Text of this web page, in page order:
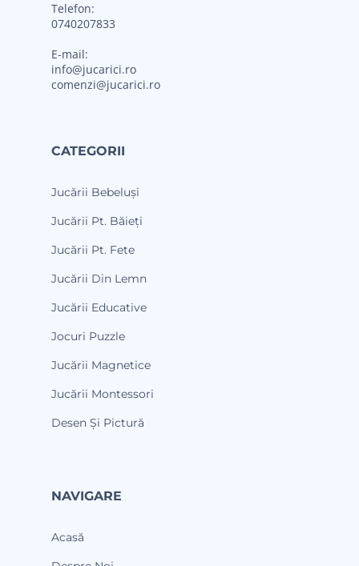
Telefon:
0740207833
E-mail:
info@jucarici.ro
comenzi@jucarici.ro
CATEGORII
Jucării Bebeluși
Jucării Pt. Băieți
Jucării Pt. Fete
Jucării Din Lemn
Jucării Educative
Jocuri Puzzle
Jucării Magnetice
Jucării Montessori
Desen Și Pictură
NAVIGARE
Acasă